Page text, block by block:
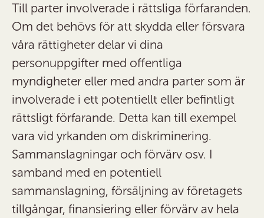
Till parter involverade i rättsliga förfaranden.
Om det behövs för att skydda eller försvara
våra rättigheter delar vi dina
personuppgifter med offentliga
myndigheter eller med andra parter som är
involverade i ett potentiellt eller befintligt
rättsligt förfarande. Detta kan till exempel
vara vid yrkanden om diskriminering.
Sammanslagningar och förvärv osv. I
samband med en potentiell
sammanslagning, försäljning av företagets
tillgångar, finansiering eller förvärv av hela